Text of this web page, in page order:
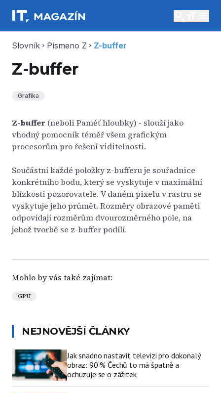
Slovník chevron_right Písmeno Z chevron_right Z-buffer
Z-buffer
Grafika
Z-buffer (neboli Paměť hloubky) - slouží jako
vhodný pomocník téměř všem grafickým
procesorům pro řešení viditelnosti.
Součástní každé položky z-bufferu je souřadnice
konkrétního bodu, který se vyskytuje v maximální
blízkosti pozorovatele. V daném pixelu v rastru se
vyskytuje jeho průmět. Rozměry obrazové paměti
odpovídají rozměrům dvourozměrného pole, na
jehož tvorbě se z-buffer podílí.
Mohlo by vás také zajímat:
GPU
NEJNOVĚJŠÍ ČLÁNKY
Jak snadno nastavit televizi pro dokonalý
obraz: 90 % Čechů to má špatně a
ochuzuje se o zážitek